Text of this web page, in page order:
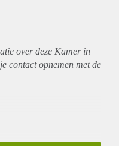
over deze Kamer in
contact opnemen met de